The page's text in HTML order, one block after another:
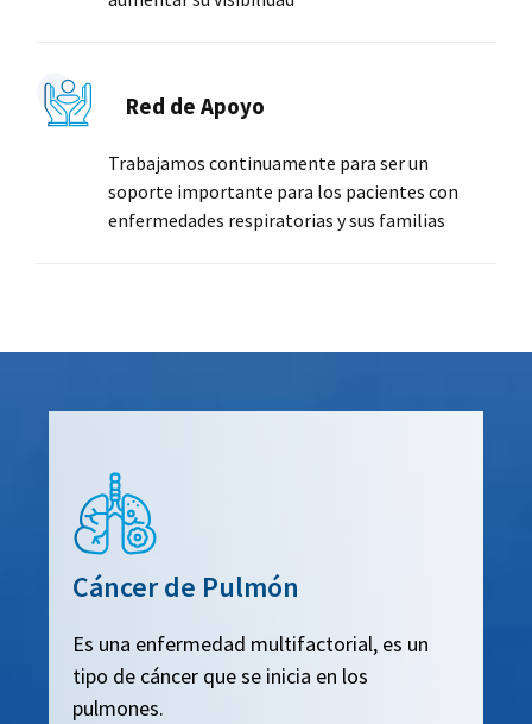
Red de Apoyo
Trabajamos continuamente para ser un
soporte importante para los pacientes con
enfermedades respiratorias y sus familias
Cáncer de Pulmón
Es una enfermedad multifactorial, es un
tipo de cáncer que se inicia en los
pulmones.